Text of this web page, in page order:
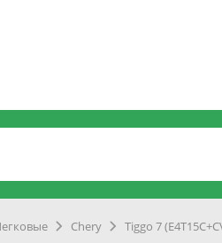
Chery Tiggo 7